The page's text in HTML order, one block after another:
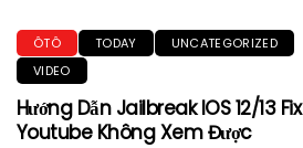
ÔTÔ TODAY
UNCATEGORIZED
VIDEO
Hướng Dẫn Jailbreak IOS 12/13 Fix
Youtube Không Xem Được